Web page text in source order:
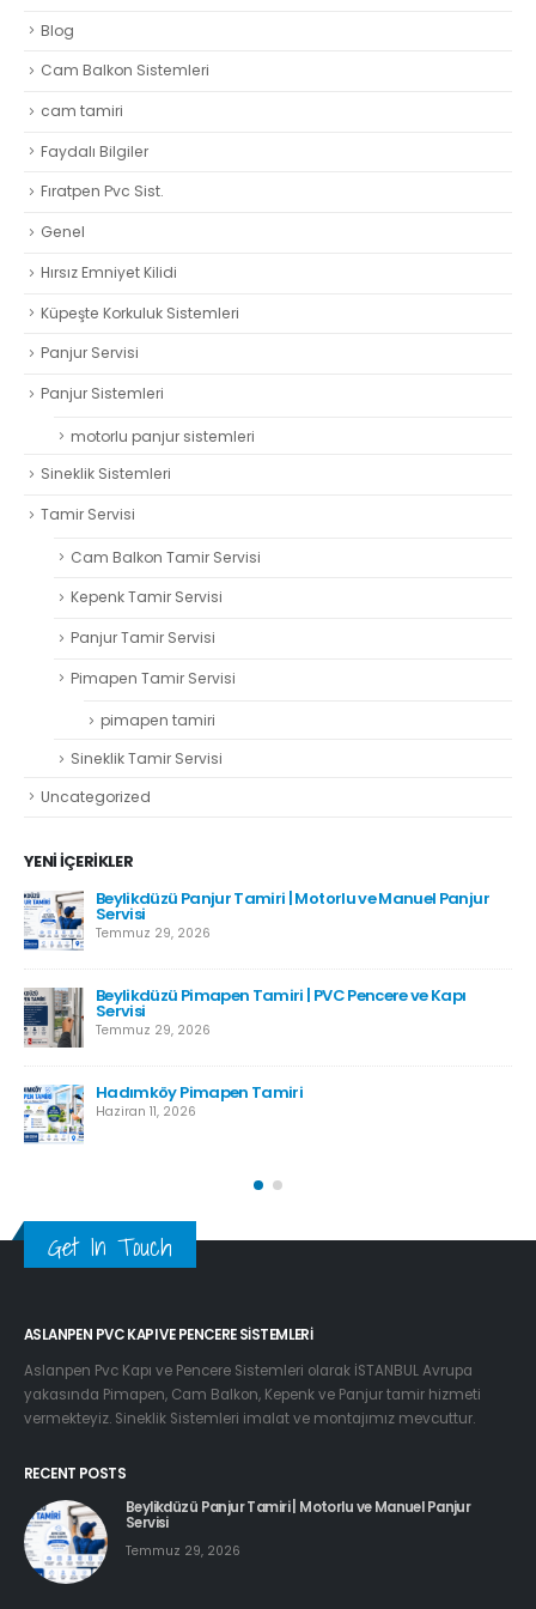
Blog
Cam Balkon Sistemleri
cam tamiri
Faydalı Bilgiler
Fıratpen Pvc Sist.
Genel
Hırsız Emniyet Kilidi
Küpeşte Korkuluk Sistemleri
Panjur Servisi
Panjur Sistemleri
motorlu panjur sistemleri
Sineklik Sistemleri
Tamir Servisi
Cam Balkon Tamir Servisi
Kepenk Tamir Servisi
Panjur Tamir Servisi
Pimapen Tamir Servisi
pimapen tamiri
Sineklik Tamir Servisi
Uncategorized
YENI İÇERIKLER
Beylikdüzü Panjur Tamiri | Motorlu ve Manuel Panjur
Servisi
Temmuz 29, 2026
Beylikdüzü Pimapen Tamiri | PVC Pencere ve Kapı
Servisi
Temmuz 29, 2026
Hadımköy Pimapen Tamiri
Haziran 11, 2026
Get In Touch
ASLANPEN PVC KAPI VE PENCERE SISTEMLERI
Aslanpen Pvc Kapı ve Pencere Sistemleri olarak İSTANBUL Avrupa
yakasında Pimapen, Cam Balkon, Kepenk ve Panjur tamir hizmeti
vermekteyiz. Sineklik Sistemleri imalat ve montajımız mevcuttur.
RECENT POSTS
Beylikdüzü Panjur Tamiri | Motorlu ve Manuel Panjur
Servisi
Temmuz 29, 2026